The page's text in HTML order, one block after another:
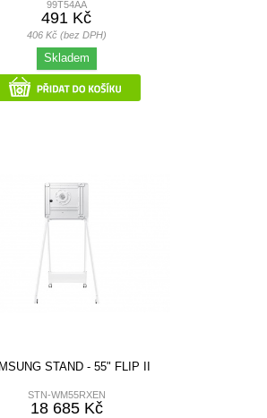
99T54AA
491 Kč
406 Kč (bez DPH)
Skladem
STAND - 55" FLIP II
STN-WM55RXEN
18 685 Kč